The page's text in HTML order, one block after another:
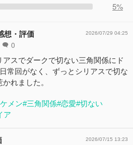
5%
想・評価
0
2026/07/29 04:25
アスでダークで切ない三角関係にド
常回がなく、ずっとシリアスで切な
れました。
メン#三角関係#恋愛#切ない
ア
2026/07/15 13:23